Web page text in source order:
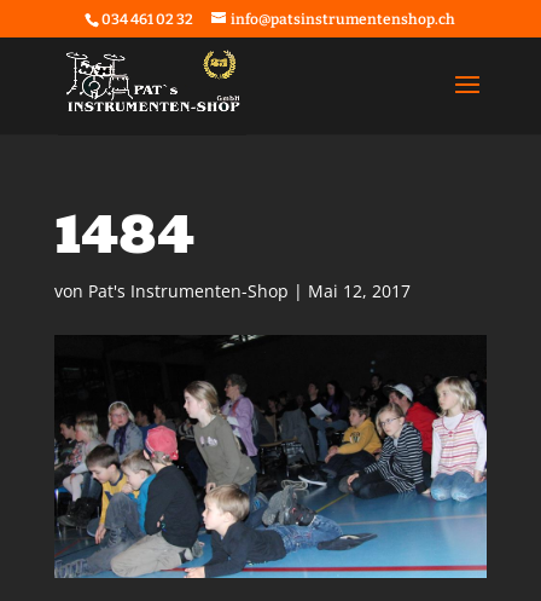
034 461 02 32 info@patsinstrumentenshop.ch
1484
von Pat's Instrumenten-Shop | Mai 12, 2017